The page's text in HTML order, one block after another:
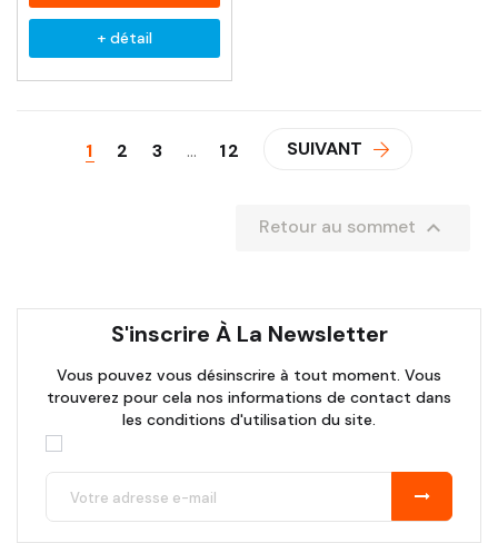
+ détail
1 2 3 … 12 SUIVANT
Retour au sommet 
S'inscrire À La Newsletter
Vous pouvez vous désinscrire à tout moment. Vous
trouverez pour cela nos informations de contact dans
les conditions d'utilisation du site.